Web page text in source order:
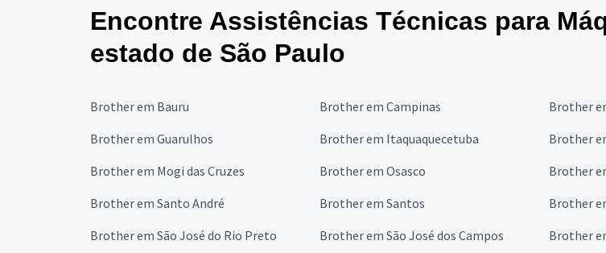
Encontre Assistências Técnicas para
estado de São Paulo
Brother em Bauru Brother em Campinas Brother
Brother em Guarulhos
Brother em Itaquaquecetuba Brother
Brother em Mogi das Cruzes
Brother em Osasco Brother
Brother em Santo André
Brother em Santos Brother
Brother em São José do Rio Preto
Brother em São José dos Campos Brother